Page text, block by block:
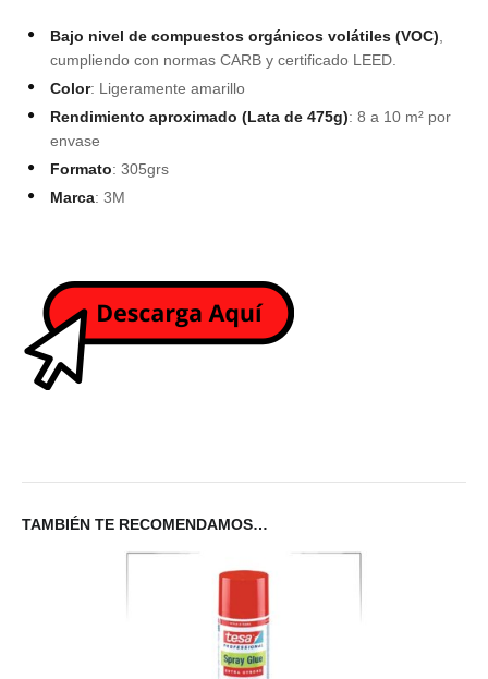
Bajo nivel de compuestos orgánicos volátiles (VOC)
cumpliendo con normas CARB y certificado LEED.
Color: Ligeramente amarillo
Rendimiento aproximado (Lata de 475g): 8 a 10 m² por
envase
Formato: 305grs
Marca: 3M
TAMBIÉN TE RECOMENDAMOS…